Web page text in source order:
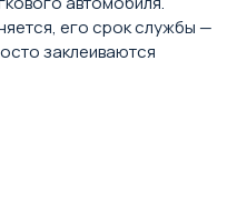
его срок службы —
заклеиваются